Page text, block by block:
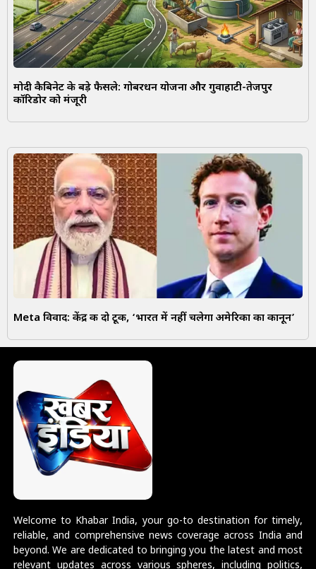
मोदी कैबिनेट के बड़े फैसले: गोबरधन योजना और गुवाहाटी-तेजपुर
कॉरिडोर को मंजूरी
Meta विवाद: केंद्र की दो टूक, ‘भारत में नहीं चलेगा अमेरिका का कानून’
Welcome to Khabar India, your go-to destination for timely,
reliable, and comprehensive news coverage across India and
beyond. We are dedicated to bringing you the latest and most
relevant updates across various spheres, including politics,